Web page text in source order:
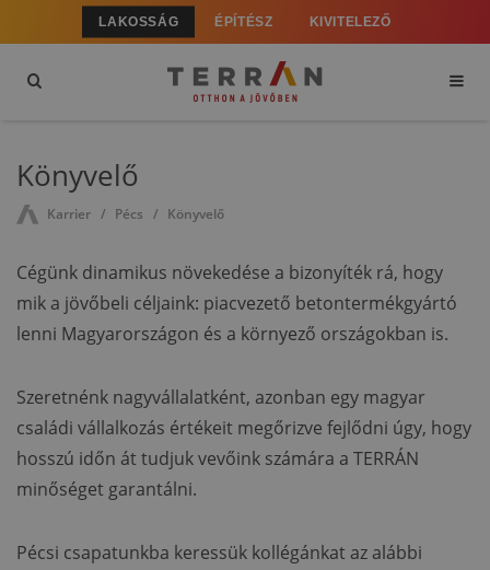
LAKOSSÁG ÉPÍTÉSZ KIVITELEZŐ
Könyvelő
Karrier Pécs Könyvelő
Cégünk dinamikus növekedése a bizonyíték rá, hogy
mik a jövőbeli céljaink: piacvezető betontermékgyártó
lenni Magyarországon és a környező országokban is.
Szeretnénk nagyvállalatként, azonban egy magyar
családi vállalkozás értékeit megőrizve fejlődni úgy, hogy
hosszú időn át tudjuk vevőink számára a TERRÁN
minőséget garantálni.
Pécsi csapatunkba keressük kollégánkat az alábbi